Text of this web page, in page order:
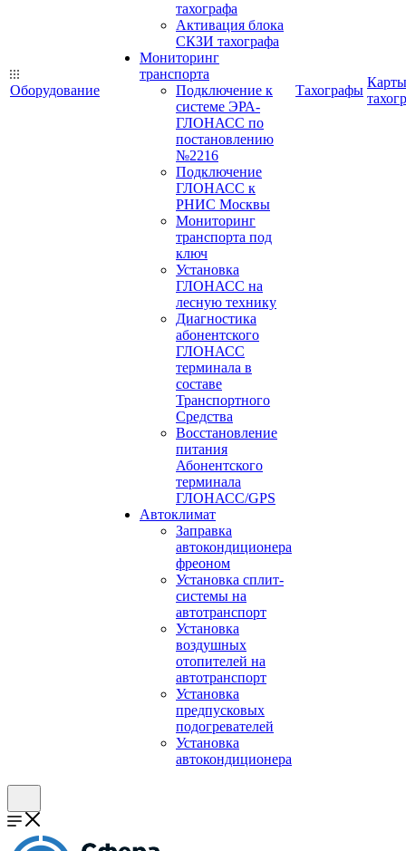
Оборудование
тахографа
Активация блока
СКЗИ тахографа
Мониторинг
транспорта
Подключение к
системе ЭРА-
ГЛОНАСС по
постановлению
№2216
Подключение
ГЛОНАСС к
РНИС Москвы
Мониторинг
транспорта под
ключ
Установка
ГЛОНАСС на
лесную технику
Диагностика
абонентского
ГЛОНАСС
терминала в
составе
Транспортного
Средства
Восстановление
питания
Абонентского
терминала
ГЛОНАСС/GPS
Автоклимат
Заправка
автокондиционера
фреоном
Установка сплит-
системы на
автотранспорт
Установка
воздушных
отопителей на
автотранспорт
Установка
предпусковых
подогревателей
Установка
автокондиционера
Тахографы
Карты